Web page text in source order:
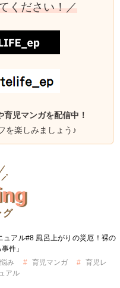
ください！／
児マンガを配信中！
を楽しみましょう♪
グ
ュアル#8 風呂上がりの災厄！裸の
件」
み 育児マンガ
育児レ
アル